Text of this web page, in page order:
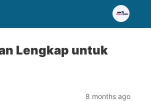
Lengkap untuk
8 months ago